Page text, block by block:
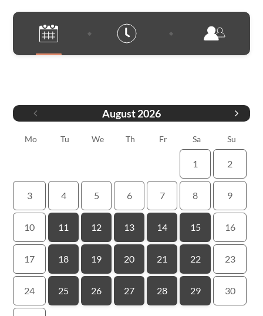
August2026
Mo Tu We Th Fr Sa Su
1 2
3 4 5 6 7 8 9
10 11 12 13 14 15 16
17 18 19 20 21 22 23
24 25 26 27 28 29 30